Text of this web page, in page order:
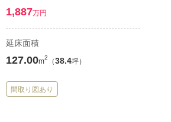
1,887万円
延床面積
127.00m2 （38.4坪）
間取り図あり